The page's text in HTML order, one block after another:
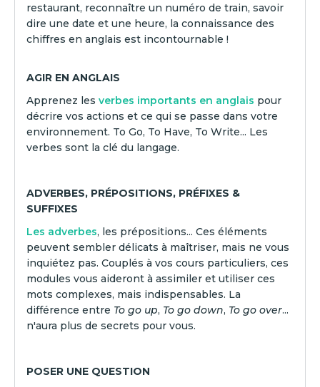
restaurant, reconnaître un numéro de train, savoir
dire une date et une heure, la connaissance des
chiffres en anglais est incontournable !
AGIR EN ANGLAIS
Apprenez les verbes importants en anglais pour
décrire vos actions et ce qui se passe dans votre
environnement. To Go, To Have, To Write... Les
verbes sont la clé du langage.
ADVERBES, PRÉPOSITIONS, PRÉFIXES &
SUFFIXES
Les adverbes, les prépositions... Ces éléments
peuvent sembler délicats à maîtriser, mais ne vous
inquiétez pas. Couplés à vos cours particuliers, ces
modules vous aideront à assimiler et utiliser ces
mots complexes, mais indispensables. La
différence entre To go up, To go down, To go over...
n'aura plus de secrets pour vous.
POSER UNE QUESTION